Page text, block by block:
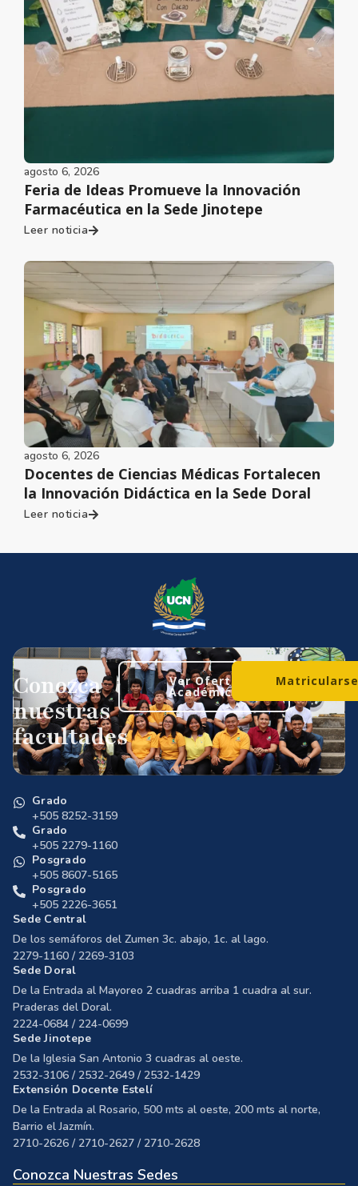
agosto 6, 2026
Feria de Ideas Promueve la Innovación
Farmacéutica en la Sede Jinotepe
Leer noticia
agosto 6, 2026
Docentes de Ciencias Médicas Fortalecen
la Innovación Didáctica en la Sede Doral
Leer noticia
Conozca
nuestras
facultades
Ver Oferta
Académica
Grado
+505 8252-3159
Grado
+505 2279-1160
Posgrado
+505 8607-5165
Posgrado
+505 2226-3651
Sede Central
De los semáforos del Zumen 3c. abajo, 1c. al lago.
2279-1160 / 2269-3103
Sede Doral
De la Entrada al Mayoreo 2 cuadras arriba 1 cuadra al sur.
Praderas del Doral.
2224-0684 / 224-0699
Sede Jinotepe
De la Iglesia San Antonio 3 cuadras al oeste.
2532-3106 / 2532-2649 / 2532-1429
Extensión Docente Estelí
De la Entrada al Rosario, 500 mts al oeste, 200 mts al norte,
Barrio el Jazmín.
2710-2626 / 2710-2627 / 2710-2628
Conozca Nuestras Sedes